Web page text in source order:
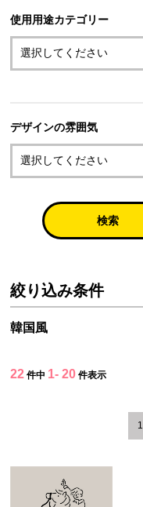
使用用途カテゴリー
デザインの雰囲気
検索
絞り込み条件
韓国風
22 件中 1- 20 件表示
1